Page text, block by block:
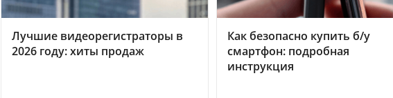
Лучшие видеорегистраторы в
2026 году: хиты продаж
Как безопасно купить б/у
смартфон: подробная
инструкция